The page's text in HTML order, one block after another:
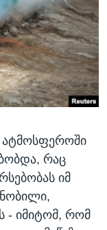
ატმოსფეროში
რაც
იმ
- იმიტომ, რომ